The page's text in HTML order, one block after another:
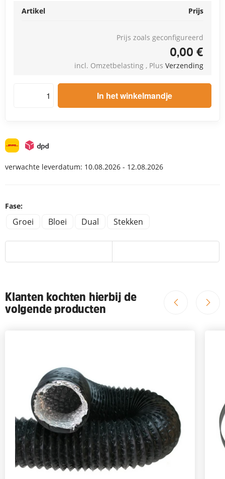
Artikel Prijs
Prijs zoals geconfigureerd
0,00 €
incl. Omzetbelasting , Plus Verzending
In het winkelmandje
verwachte leverdatum: 10.08.2026 - 12.08.2026
Fase:
Groei Bloei Dual Stekken
Klanten kochten hierbij de
volgende producten